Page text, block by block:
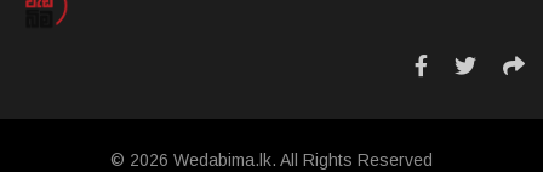
© 2026 Wedabima.lk. All Rights Reserved